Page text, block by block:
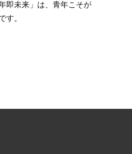
即未来」は、青年こそが
す。